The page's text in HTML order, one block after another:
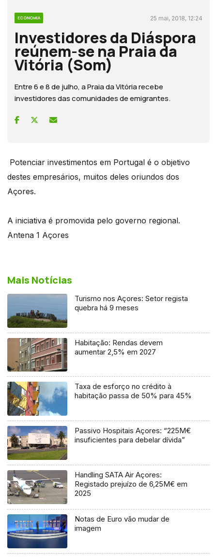
ECONOMIA 25 mai, 2018, 12:24
Investidores da Diáspora
reúnem-se na Praia da
Vitória (Som)
Entre 6 e 8 de julho, a Praia da Vitória recebe
investidores das comunidades de emigrantes.
Potenciar investimentos em Portugal é o objetivo
destes empresários, muitos deles oriundos dos
Açores.
A iniciativa é promovida pelo governo regional.
Antena 1 Açores
Mais Notícias
Turismo nos Açores: Setor regista
quebra há 9 meses
Habitação: Rendas devem
aumentar 2,5% em 2027
Taxa de esforço no crédito à
habitação passa de 50% para 45%
Passivo Hospitais Açores: “225M€
insuficientes para debelar dívida”
Handling SATA Air Açores:
Registado prejuízo de 6,25M€ em
2025
Notas de Euro vão mudar de
imagem